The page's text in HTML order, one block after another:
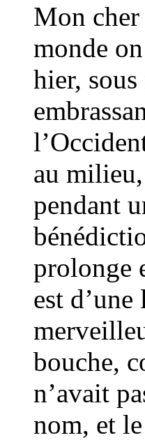
Mon cher
monde
hier,
au
pendant
prolonge
est
bouche,
n’avait
nom, et